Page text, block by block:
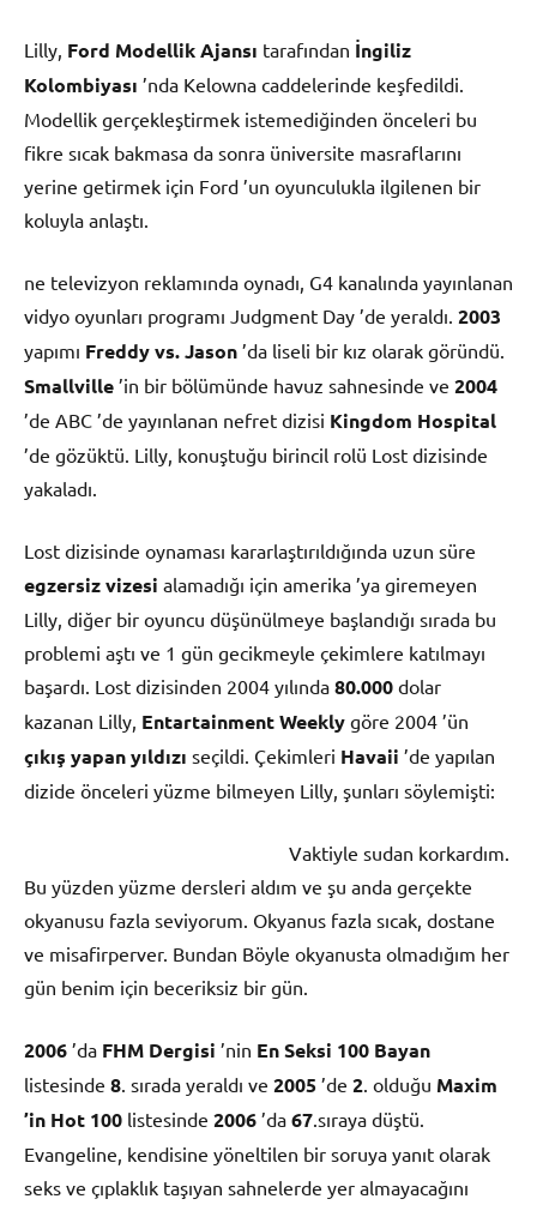
Lilly, Ford Modellik Ajansı tarafından İngiliz
Kolombiyası ’nda Kelowna caddelerinde keşfedildi.
Modellik gerçekleştirmek istemediğinden önceleri bu
fikre sıcak bakmasa da sonra üniversite masraflarını
yerine getirmek için Ford ’un oyunculukla ilgilenen bir
koluyla anlaştı.
ne televizyon reklamında oynadı, G4 kanalında yayınlanan
vidyo oyunları programı Judgment Day ’de yeraldı. 2003
yapımı Freddy vs. Jason ’da liseli bir kız olarak göründü.
Smallville ’in bir bölümünde havuz sahnesinde ve 2004
’de ABC ’de yayınlanan nefret dizisi Kingdom Hospital
’de gözüktü. Lilly, konuştuğu birincil rolü Lost dizisinde
yakaladı.
Lost dizisinde oynaması kararlaştırıldığında uzun süre
egzersiz vizesi alamadığı için amerika ’ya giremeyen
Lilly, diğer bir oyuncu düşünülmeye başlandığı sırada bu
problemi aştı ve 1 gün gecikmeyle çekimlere katılmayı
başardı. Lost dizisinden 2004 yılında 80.000 dolar
kazanan Lilly, Entartainment Weekly göre 2004 ’ün
çıkış yapan yıldızı seçildi. Çekimleri Havaii ’de yapılan
dizide önceleri yüzme bilmeyen Lilly, şunları söylemişti:
Vaktiyle sudan korkardım.
Bu yüzden yüzme dersleri aldım ve şu anda gerçekte
okyanusu fazla seviyorum. Okyanus fazla sıcak, dostane
ve misafirperver. Bundan Böyle okyanusta olmadığım her
gün benim için beceriksiz bir gün.
2006 ’da FHM Dergisi ’nin En Seksi 100 Bayan
listesinde 8 . sırada yeraldı ve 2005 ’de 2 . olduğu Maxim
’in Hot 100 listesinde 2006 ’da 67 .sıraya düştü.
Evangeline, kendisine yöneltilen bir soruya yanıt olarak
seks ve çıplaklık taşıyan sahnelerde yer almayacağını